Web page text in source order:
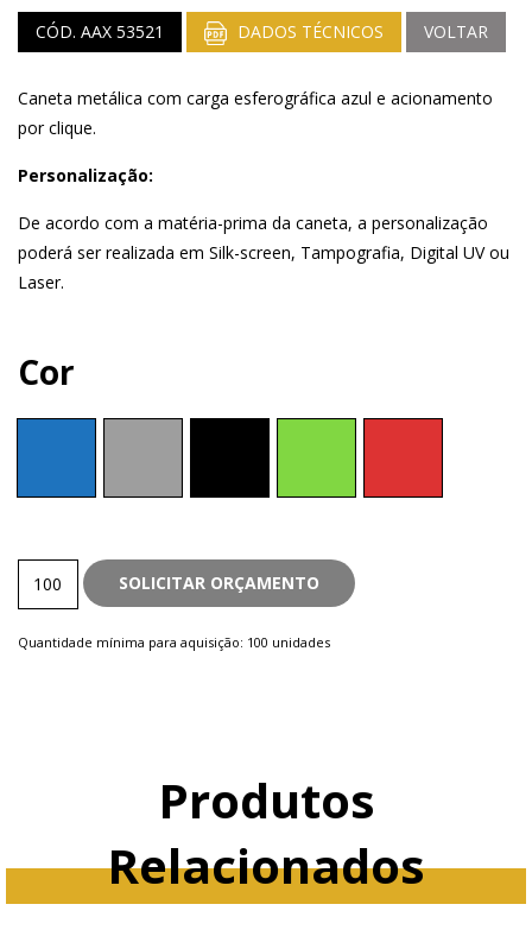
CÓD. AAX 53521 DADOS TÉCNICOS VOLTAR
Caneta metálica com carga esferográfica azul e acionamento
por clique.
Personalização:
De acordo com a matéria-prima da caneta, a personalização
poderá ser realizada em Silk-screen, Tampografia, Digital UV ou
Laser.
Cor
quantity
SOLICITAR ORÇAMENTO
Quantidade mínima para aquisição: 100 unidades
Produtos
Relacionados